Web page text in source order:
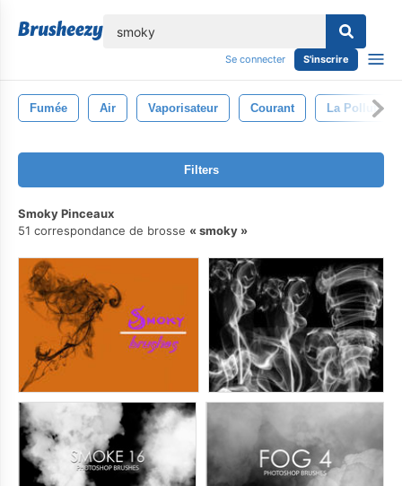
Se connecter S'inscrire
Fumée Air Vaporisateur Courant La Pollution
Filters
Smoky Pinceaux
51 correspondance de brosse
smoky